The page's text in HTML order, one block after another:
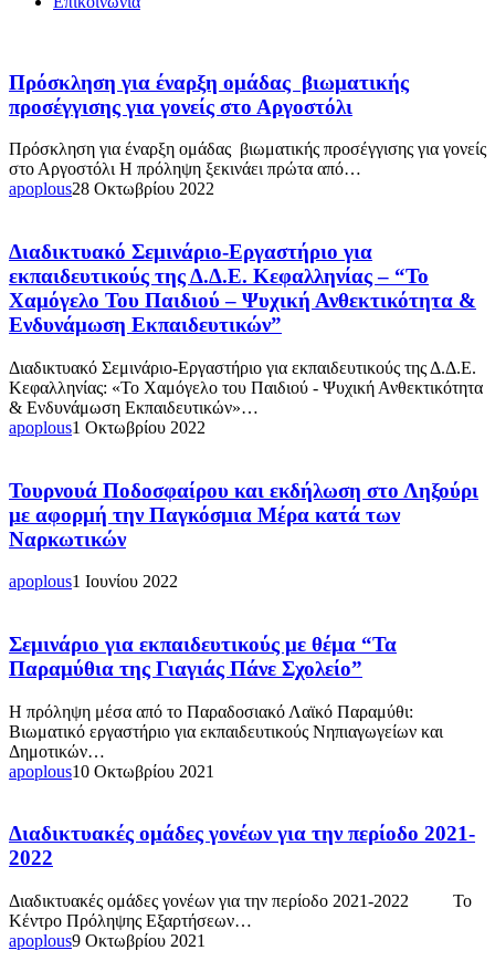
Πρόσκληση
για
έναρξη
ομάδας
βιωματικής
προσέγγισης
για
Αργοστόλι
Πρόσκληση για έναρξη ομάδας βιωματικής
προσέγγισης για γονείς στο Αργοστόλι
Πρόσκληση για έναρξη ομάδας βιωματικής προσέγγισης για γονείς
στο Αργοστόλι Η πρόληψη ξεκινάει πρώτα από…
apoplous28 Οκτωβρίου 2022
Διαδικτυακό
Σεμινάριο-
Εργαστήριο
για
εκπαιδευτικούς
Δ.Δ.Ε.
Κεφαλληνίας
–
“Το
Παιδιού
Ψυχική
Ανθεκτικότητα
Ενδυνάμωση
Διαδικτυακό Σεμινάριο-Εργαστήριο για
εκπαιδευτικούς της Δ.Δ.Ε. Κεφαλληνίας – “Το
Χαμόγελο Του Παιδιού – Ψυχική Ανθεκτικότητα &
Ενδυνάμωση Εκπαιδευτικών”
Διαδικτυακό Σεμινάριο-Εργαστήριο για εκπαιδευτικούς της Δ.Δ.Ε.
Κεφαλληνίας: «Το Χαμόγελο του Παιδιού - Ψυχική Ανθεκτικότητα
& Ενδυνάμωση Εκπαιδευτικών»…
apoplous1 Οκτωβρίου 2022
Τουρνουά
Ποδοσφαίρου
και
εκδήλωση
Ληξούρι
την
Παγκόσμια
Μέρα
κατά
των
Ναρκωτικών
Τουρνουά Ποδοσφαίρου και εκδήλωση στο Ληξούρι
με αφορμή την Παγκόσμια Μέρα κατά των
Ναρκωτικών
apoplous1 Ιουνίου 2022
Σεμινάριο
για
εκπαιδευτικούς
θέμα
“Τα
Παραμύθια
της
Σχολείο”
Σεμινάριο για εκπαιδευτικούς με θέμα “Τα
Παραμύθια της Γιαγιάς Πάνε Σχολείο”
Η πρόληψη μέσα από το Παραδοσιακό Λαϊκό Παραμύθι:
Βιωματικό εργαστήριο για εκπαιδευτικούς Νηπιαγωγείων και
Δημοτικών…
apoplous10 Οκτωβρίου 2021
Διαδικτυακές
ομάδες
γονέων
για
την
περίοδο
2021-
Διαδικτυακές ομάδες γονέων για την περίοδο 2021-
2022
Διαδικτυακές ομάδες γονέων για την περίοδο 2021-2022 Το
Κέντρο Πρόληψης Εξαρτήσεων…
apoplous9 Οκτωβρίου 2021